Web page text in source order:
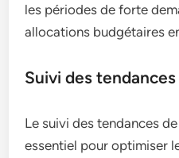
les périodes de forte
allocations budgétaires
Suivi des
Le suivi des tendances
essentiel pour optimiser